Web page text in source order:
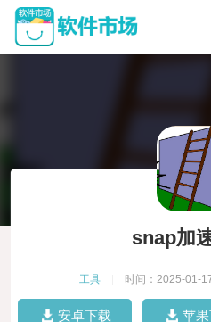
snap加
工具 时间：2025-01-
安卓下载 苹